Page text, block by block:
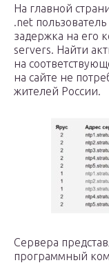
На главной
.net пользователь
задержка на его
servers. Найти
на
на сайте не
жителей России.
Сервера
программный